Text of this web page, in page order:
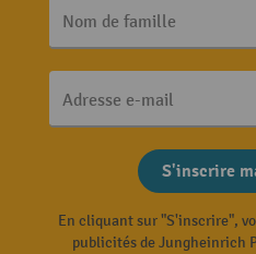
Nom de famille
Adresse e-mail
S'inscrire
En cliquant sur "S'inscrire",
publicités de Jungheinrich